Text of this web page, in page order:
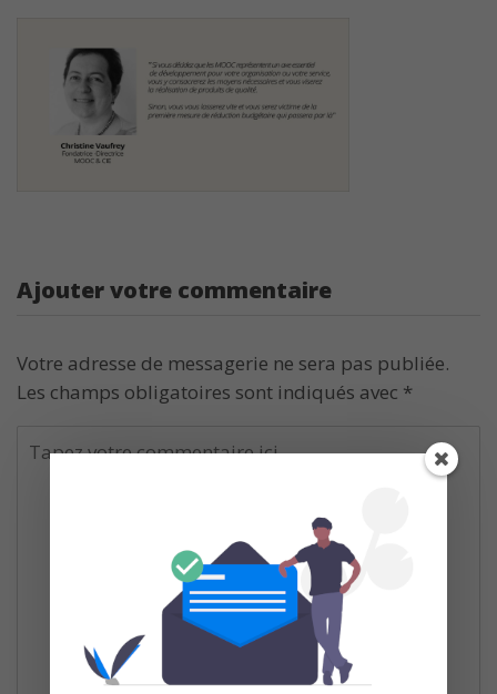
Ajouter votre commentaire
Votre adresse de messagerie ne sera pas publiée.
Les champs obligatoires sont indiqués avec *